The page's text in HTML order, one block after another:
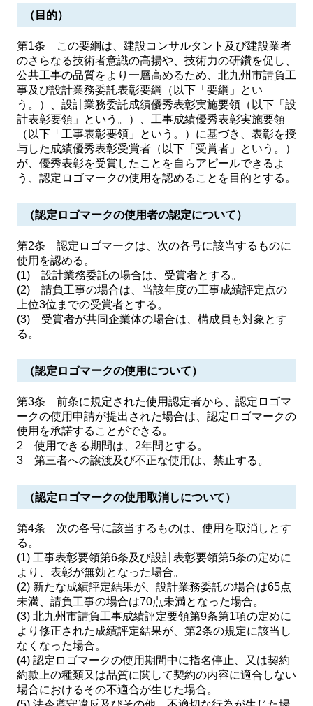
（目的）
第1条 この要綱は、建設コンサルタント及び建設業者
のさらなる技術者意識の高揚や、技術力の研鑽を促し、
公共工事の品質をより一層高めるため、北九州市請負工
事及び設計業務委託表彰要綱（以下「要綱」とい
う。）、設計業務委託成績優秀表彰実施要領（以下「設
計表彰要領」という。）、工事成績優秀表彰実施要領
（以下「工事表彰要領」という。）に基づき、表彰を授
与した成績優秀表彰受賞者（以下「受賞者」という。）
が、優秀表彰を受賞したことを自らアピールできるよ
う、認定ロゴマークの使用を認めることを目的とする。
（認定ロゴマークの使用者の認定について）
第2条 認定ロゴマークは、次の各号に該当するものに
使用を認める。
(1) 設計業務委託の場合は、受賞者とする。
(2) 請負工事の場合は、当該年度の工事成績評定点の
上位3位までの受賞者とする。
(3) 受賞者が共同企業体の場合は、構成員も対象とす
る。
（認定ロゴマークの使用について）
第3条 前条に規定された使用認定者から、認定ロゴマ
ークの使用申請が提出された場合は、認定ロゴマークの
使用を承諾することができる。
2 使用できる期間は、2年間とする。
3 第三者への譲渡及び不正な使用は、禁止する。
（認定ロゴマークの使用取消しについて）
第4条 次の各号に該当するものは、使用を取消しとす
る。
(1) 工事表彰要領第6条及び設計表彰要領第5条の定めに
より、表彰が無効となった場合。
(2) 新たな成績評定結果が、設計業務委託の場合は65点
未満、請負工事の場合は70点未満となった場合。
(3) 北九州市請負工事成績評定要領第9条第1項の定めに
より修正された成績評定結果が、第2条の規定に該当し
なくなった場合。
(4) 認定ロゴマークの使用期間中に指名停止、又は契約
約款上の種類又は品質に関して契約の内容に適合しない
場合におけるその不適合が生じた場合。